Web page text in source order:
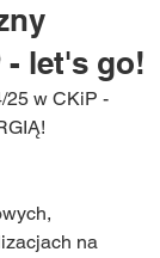
- let's go!
25 w CKiP -
na